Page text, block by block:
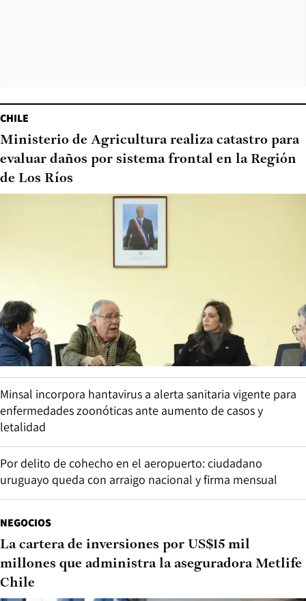
CHILE
Ministerio de Agricultura realiza catastro para
evaluar daños por sistema frontal en la Región
de Los Ríos
Minsal incorpora hantavirus a alerta sanitaria vigente para
enfermedades zoonóticas ante aumento de casos y
letalidad
Por delito de cohecho en el aeropuerto: ciudadano
uruguayo queda con arraigo nacional y firma mensual
NEGOCIOS
La cartera de inversiones por US$15 mil
millones que administra la aseguradora Metlife
Chile